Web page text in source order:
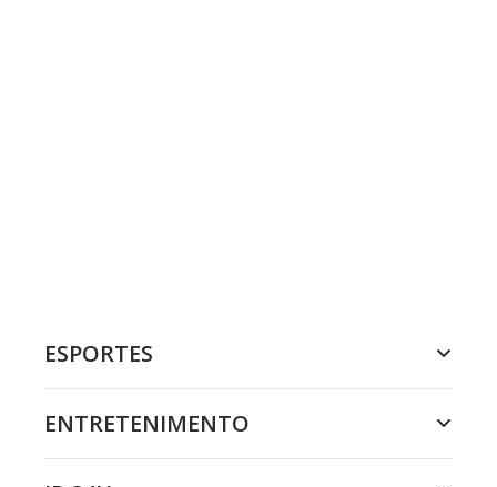
ESPORTES
ENTRETENIMENTO